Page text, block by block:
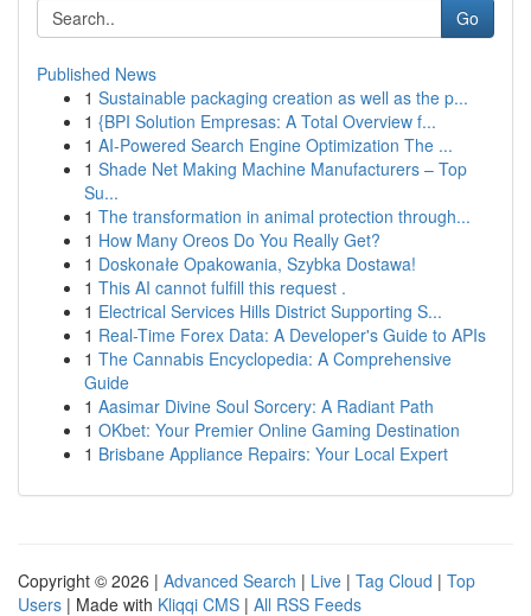
Go
Published News
1 Sustainable packaging creation as well as the p...
1 {BPI Solution Empresas: A Total Overview f...
1 AI-Powered Search Engine Optimization The ...
1 Shade Net Making Machine Manufacturers – Top
Su...
1 The transformation in animal protection through...
1 How Many Oreos Do You Really Get?
1 Doskonałe Opakowania, Szybka Dostawa!
1 This AI cannot fulfill this request .
1 Electrical Services Hills District Supporting S...
1 Real-Time Forex Data: A Developer's Guide to APIs
1 The Cannabis Encyclopedia: A Comprehensive
Guide
1 Aasimar Divine Soul Sorcery: A Radiant Path
1 OKbet: Your Premier Online Gaming Destination
1 Brisbane Appliance Repairs: Your Local Expert
Copyright © 2026 | Advanced Search | Live | Tag Cloud | Top
Users | Made with Kliqqi CMS | All RSS Feeds